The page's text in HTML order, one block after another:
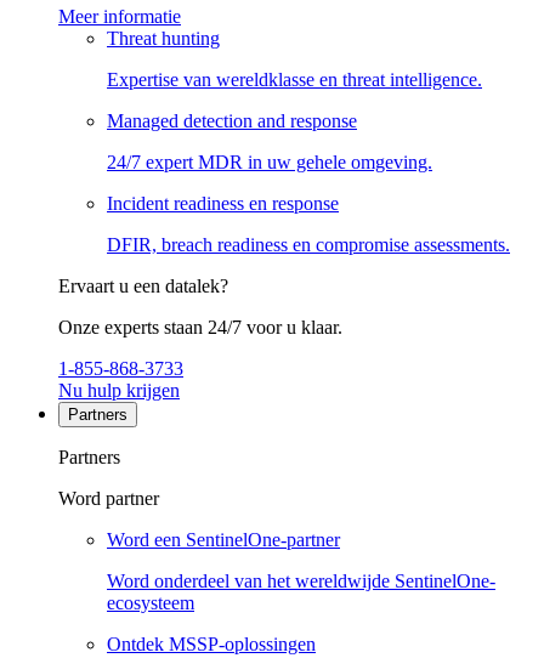
Meer informatie
Threat hunting
Expertise van wereldklasse en threat intelligence.
Managed detection and response
24/7 expert MDR in uw gehele omgeving.
Incident readiness en response
DFIR, breach readiness en compromise assessments.
Ervaart u een datalek?
Onze experts staan 24/7 voor u klaar.
1-855-868-3733
Nu hulp krijgen
Partners
Partners
Word partner
Word een SentinelOne-partner
Word onderdeel van het wereldwijde SentinelOne-
ecosysteem
Ontdek MSSP-oplossingen